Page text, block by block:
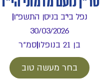
נפל בי"ב בניסן התשפ"ו
30/03/2026
בן 21 בנופלו
סמ"ר
בחר מעשה טוב